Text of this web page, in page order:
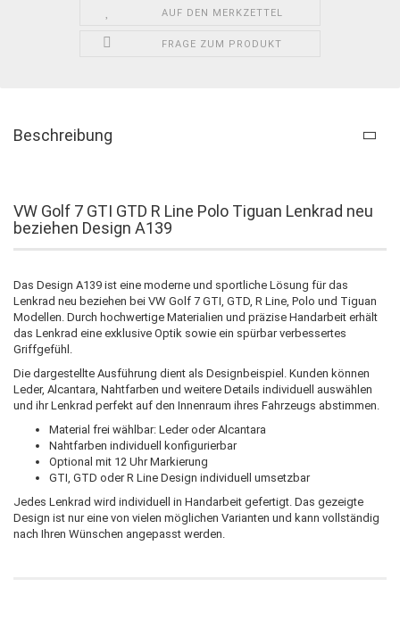
AUF DEN MERKZETTEL
FRAGE ZUM PRODUKT
Beschreibung
VW Golf 7 GTI GTD R Line Polo Tiguan Lenkrad neu
beziehen Design A139
Das Design A139 ist eine moderne und sportliche Lösung für das
Lenkrad neu beziehen bei VW Golf 7 GTI, GTD, R Line, Polo und Tiguan
Modellen. Durch hochwertige Materialien und präzise Handarbeit erhält
das Lenkrad eine exklusive Optik sowie ein spürbar verbessertes
Griffgefühl.
Die dargestellte Ausführung dient als Designbeispiel. Kunden können
Leder, Alcantara, Nahtfarben und weitere Details individuell auswählen
und ihr Lenkrad perfekt auf den Innenraum ihres Fahrzeugs abstimmen.
Material frei wählbar: Leder oder Alcantara
Nahtfarben individuell konfigurierbar
Optional mit 12 Uhr Markierung
GTI, GTD oder R Line Design individuell umsetzbar
Jedes Lenkrad wird individuell in Handarbeit gefertigt. Das gezeigte
Design ist nur eine von vielen möglichen Varianten und kann vollständig
nach Ihren Wünschen angepasst werden.